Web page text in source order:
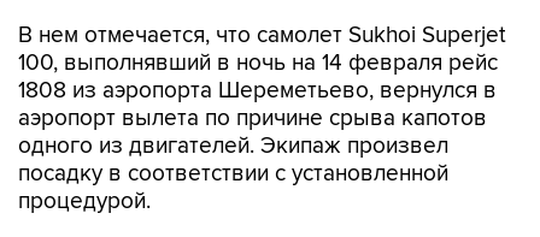
В нем отмечается, что самолет Sukhoi Superjet
100, выполнявший в ночь на 14 февраля рейс
1808 из аэропорта Шереметьево, вернулся в
аэропорт вылета по причине срыва капотов
одного из двигателей. Экипаж произвел
посадку в соответствии с установленной
процедурой.